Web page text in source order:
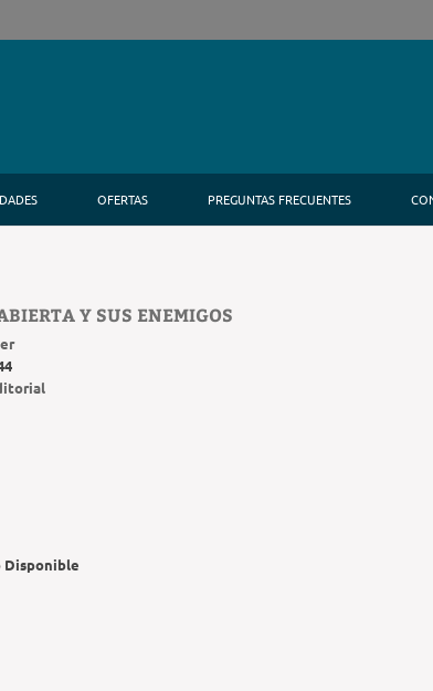
OFERTAS PREGUNTAS FRECUENTES
Y SUS ENEMIGOS
Disponible